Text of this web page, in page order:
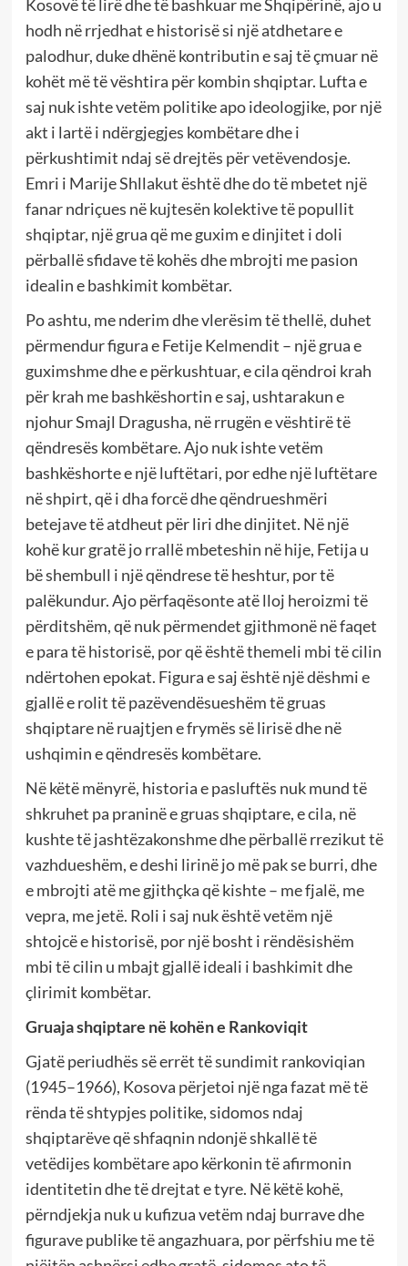
Kosovë të lirë dhe të bashkuar me Shqipërinë, ajo u
hodh në rrjedhat e historisë si një atdhetare e
palodhur, duke dhënë kontributin e saj të çmuar në
kohët më të vështira për kombin shqiptar. Lufta e
saj nuk ishte vetëm politike apo ideologjike, por një
akt i lartë i ndërgjegjes kombëtare dhe i
përkushtimit ndaj së drejtës për vetëvendosje.
Emri i Marije Shllakut është dhe do të mbetet një
fanar ndriçues në kujtesën kolektive të popullit
shqiptar, një grua që me guxim e dinjitet i doli
përballë sfidave të kohës dhe mbrojti me pasion
idealin e bashkimit kombëtar.
Po ashtu, me nderim dhe vlerësim të thellë, duhet
përmendur figura e Fetije Kelmendit – një grua e
guximshme dhe e përkushtuar, e cila qëndroi krah
për krah me bashkëshortin e saj, ushtarakun e
njohur Smajl Dragusha, në rrugën e vështirë të
qëndresës kombëtare. Ajo nuk ishte vetëm
bashkëshorte e një luftëtari, por edhe një luftëtare
në shpirt, që i dha forcë dhe qëndrueshmëri
betejave të atdheut për liri dhe dinjitet. Në një
kohë kur gratë jo rrallë mbeteshin në hije, Fetija u
bë shembull i një qëndrese të heshtur, por të
palëkundur. Ajo përfaqësonte atë lloj heroizmi të
përditshëm, që nuk përmendet gjithmonë në faqet
e para të historisë, por që është themeli mbi të cilin
ndërtohen epokat. Figura e saj është një dëshmi e
gjallë e rolit të pazëvendësueshëm të gruas
shqiptare në ruajtjen e frymës së lirisë dhe në
ushqimin e qëndresës kombëtare.
Në këtë mënyrë, historia e pasluftës nuk mund të
shkruhet pa praninë e gruas shqiptare, e cila, në
kushte të jashtëzakonshme dhe përballë rrezikut të
vazhdueshëm, e deshi lirinë jo më pak se burri, dhe
e mbrojti atë me gjithçka që kishte – me fjalë, me
vepra, me jetë. Roli i saj nuk është vetëm një
shtojcë e historisë, por një bosht i rëndësishëm
mbi të cilin u mbajt gjallë ideali i bashkimit dhe
çlirimit kombëtar.
Gruaja shqiptare në kohën e Rankoviqit
Gjatë periudhës së errët të sundimit rankoviqian
(1945–1966), Kosova përjetoi një nga fazat më të
rënda të shtypjes politike, sidomos ndaj
shqiptarëve që shfaqnin ndonjë shkallë të
vetëdijes kombëtare apo kërkonin të afirmonin
identitetin dhe të drejtat e tyre. Në këtë kohë,
përndjekja nuk u kufizua vetëm ndaj burrave dhe
figurave publike të angazhuara, por përfshiu me të